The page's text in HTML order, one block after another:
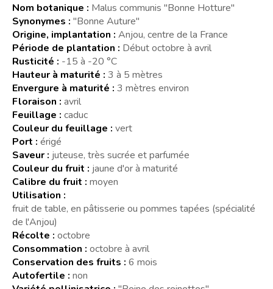
Nom botanique : Malus communis "Bonne Hotture"
Synonymes : "Bonne Auture"
Origine, implantation : Anjou, centre de la France
Période de plantation : Début octobre à avril
Rusticité : -15 à -20 °C
Hauteur à maturité : 3 à 5 mètres
Envergure à maturité : 3 mètres environ
Floraison : avril
Feuillage : caduc
Couleur du feuillage : vert
Port : érigé
Saveur : juteuse, très sucrée et parfumée
Couleur du fruit : jaune d'or à maturité
Calibre du fruit : moyen
Utilisation :
fruit de table, en pâtisserie ou pommes tapées (spécialité
de l'Anjou)
Récolte : octobre
Consommation : octobre à avril
Conservation des fruits : 6 mois
Autofertile : non